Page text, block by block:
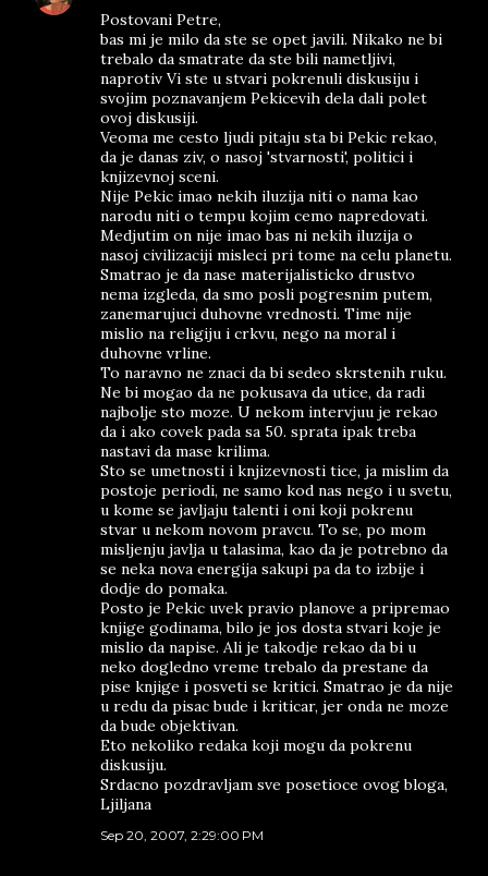
Postovani Petre,
bas mi je milo da ste se opet javili. Nikako ne bi
trebalo da smatrate da ste bili nametljivi,
naprotiv Vi ste u stvari pokrenuli diskusiju i
svojim poznavanjem Pekicevih dela dali polet
ovoj diskusiji.
Veoma me cesto ljudi pitaju sta bi Pekic rekao,
da je danas ziv, o nasoj 'stvarnosti', politici i
knjizevnoj sceni.
Nije Pekic imao nekih iluzija niti o nama kao
narodu niti o tempu kojim cemo napredovati.
Medjutim on nije imao bas ni nekih iluzija o
nasoj civilizaciji misleci pri tome na celu planetu.
Smatrao je da nase materijalisticko drustvo
nema izgleda, da smo posli pogresnim putem,
zanemarujuci duhovne vrednosti. Time nije
mislio na religiju i crkvu, nego na moral i
duhovne vrline.
To naravno ne znaci da bi sedeo skrstenih ruku.
Ne bi mogao da ne pokusava da utice, da radi
najbolje sto moze. U nekom intervjuu je rekao
da i ako covek pada sa 50. sprata ipak treba
nastavi da mase krilima.
Sto se umetnosti i knjizevnosti tice, ja mislim da
postoje periodi, ne samo kod nas nego i u svetu,
u kome se javljaju talenti i oni koji pokrenu
stvar u nekom novom pravcu. To se, po mom
misljenju javlja u talasima, kao da je potrebno da
se neka nova energija sakupi pa da to izbije i
dodje do pomaka.
Posto je Pekic uvek pravio planove a pripremao
knjige godinama, bilo je jos dosta stvari koje je
mislio da napise. Ali je takodje rekao da bi u
neko dogledno vreme trebalo da prestane da
pise knjige i posveti se kritici. Smatrao je da nije
u redu da pisac bude i kriticar, jer onda ne moze
da bude objektivan.
Eto nekoliko redaka koji mogu da pokrenu
diskusiju.
Srdacno pozdravljam sve posetioce ovog bloga,
Ljiljana
Sep 20, 2007, 2:29:00 PM